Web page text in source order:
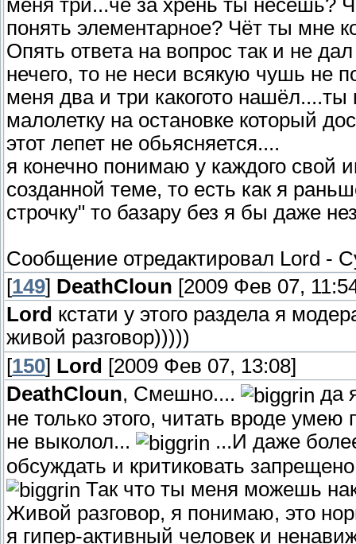
меня три...чё за хрень ты несёшь?
понять элементарное? Чёт ты мне
Опять ответа на вопрос так и не
нечего, то не неси всякую чушь не
меня два и три какогото
малолетку на остановке который
этот лепет не обьясняется....
я конечно понимаю у каждого свой
созданной теме, то есть как я
строчку" то базару без я бы даже
Сообщение отредактировал Lord -
[149] DeathCloun [2009 Фев 07,
Lord кстати у этого раздела я
живой разговор)))))
[150] Lord [2009 Фев 07, 13:08]
DeathCloun, Смешно....
да
не только этого, читать вроде
не выколол...
...И даже
обсуждать и критиковать
Так что ты меня можешь
Живой разговор, я понимаю, это
я гипер-активный человек и